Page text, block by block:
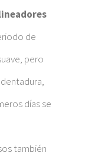
de
pero
días se
también